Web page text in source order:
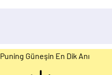
Puning Güneşin En Dik Anı